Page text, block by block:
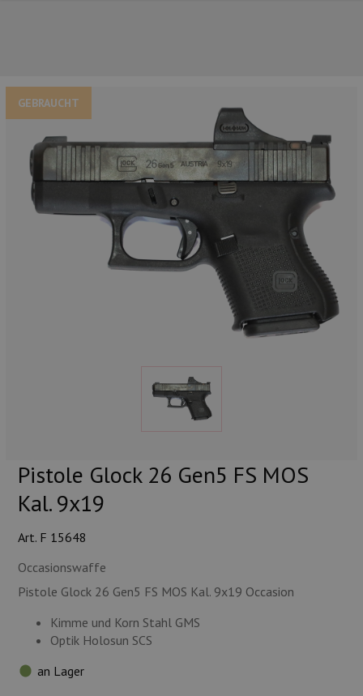
GEBRAUCHT
Pistole Glock 26 Gen5 FS MOS
Kal. 9x19
Art. F 15648
Occasionswaffe
Pistole Glock 26 Gen5 FS MOS Kal. 9x19 Occasion
Kimme und Korn Stahl GMS
Optik Holosun SCS
an Lager
UNSERE TOP-MARKEN